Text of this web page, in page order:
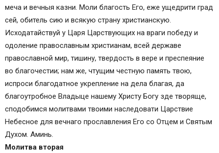
меча и вечныя казни. Моли благость Его, еже ущедрити град
сей, обитель сию и всякую страну христианскую.
Исходатайствуй у Царя Царствующих на враги победу и
одоление православным христианам, всей державе
православной мир, тишину, твердость в вере и преспеяние
во благочестии; нам же, чтущим честную память твою,
испроси благодатное укрепление на дела благая, да
благоутробное Владыце нашему Христу Богу зде творяще,
сподобимся молитвами твоими наследовати Царствие
Небесное для вечнаго прославления Его со Отцем и Святым
Духом. Аминь.
Молитва вторая